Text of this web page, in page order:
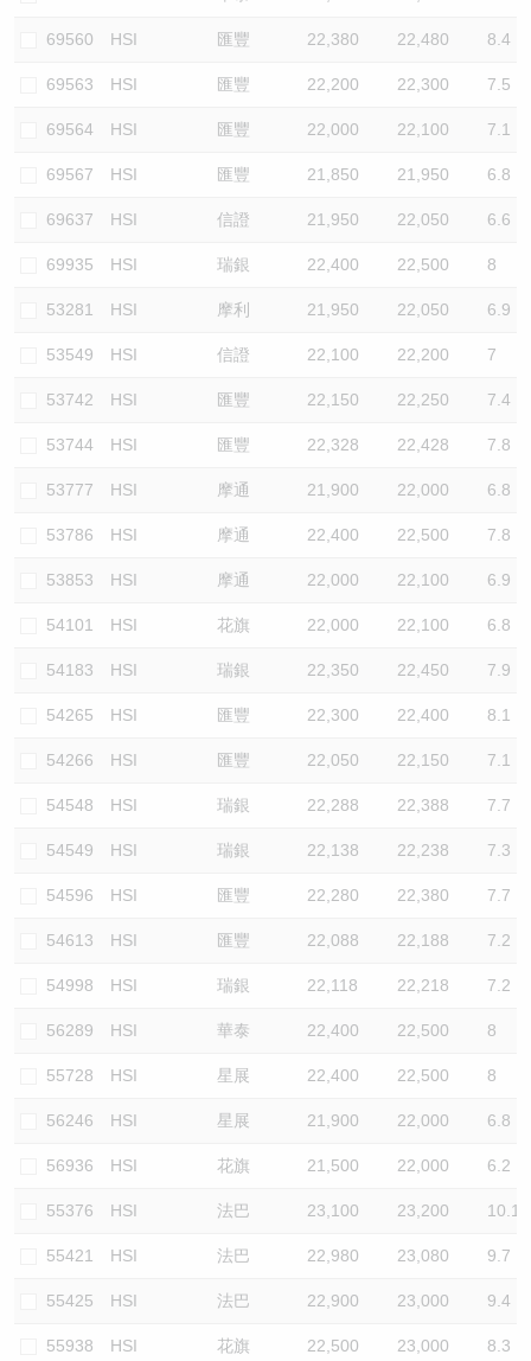
69560 HSI 匯豐 22,380 22,480 8.4
69563 HSI 匯豐 22,200 22,300 7.5
69564 HSI 匯豐 22,000 22,100 7.1
69567 HSI 匯豐 21,850 21,950 6.8
69637 HSI 信證 21,950 22,050 6.6
69935 HSI 瑞銀 22,400 22,500 8
53281 HSI 摩利 21,950 22,050 6.9
53549 HSI 信證 22,100 22,200 7
53742 HSI 匯豐 22,150 22,250 7.4
53744 HSI 匯豐 22,328 22,428 7.8
53777 HSI 摩通 21,900 22,000 6.8
53786 HSI 摩通 22,400 22,500 7.8
53853 HSI 摩通 22,000 22,100 6.9
54101 HSI 花旗 22,000 22,100 6.8
54183 HSI 瑞銀 22,350 22,450 7.9
54265 HSI 匯豐 22,300 22,400 8.1
54266 HSI 匯豐 22,050 22,150 7.1
54548 HSI 瑞銀 22,288 22,388 7.7
54549 HSI 瑞銀 22,138 22,238 7.3
54596 HSI 匯豐 22,280 22,380 7.7
54613 HSI 匯豐 22,088 22,188 7.2
54998 HSI 瑞銀 22,118 22,218 7.2
56289 HSI 華泰 22,400 22,500 8
55728 HSI 星展 22,400 22,500 8
56246 HSI 星展 21,900 22,000 6.8
56936 HSI 花旗 21,500 22,000 6.2
55376 HSI 法巴 23,100 23,200 10.1
55421 HSI 法巴 22,980 23,080 9.7
55425 HSI 法巴 22,900 23,000 9.4
55938 HSI 花旗 22,500 23,000 8.3